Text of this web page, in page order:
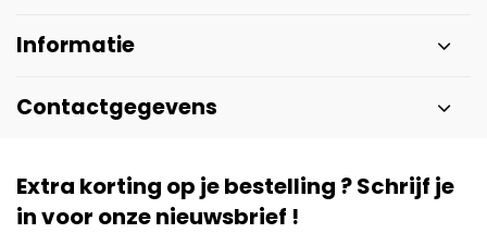
Informatie
Contactgegevens
Extra korting op je bestelling ? Schrijf je
in voor onze nieuwsbrief !